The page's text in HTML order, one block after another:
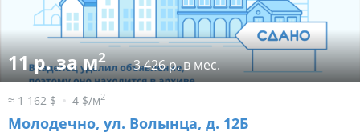
11 р. за м2 3 426 р. в мес.
≈ 1 162 $ 4 $/м2
Молодечно, ул. Волынца, д. 12Б